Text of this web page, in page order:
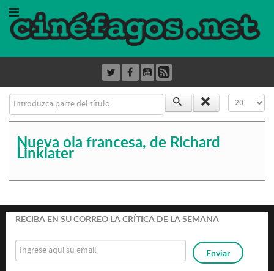
Introduzca parte del título Cantidad
Nueva ola francesa, de Richard
Linklater
RECIBA EN SU CORREO LA CRÍTICA DE LA SEMANA